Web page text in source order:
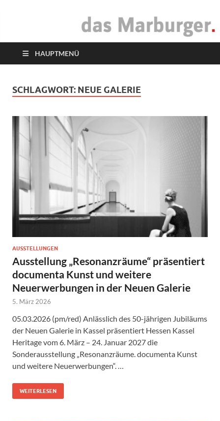
das Marburger.
HAUPTMENÜ
SCHLAGWORT: NEUE GALERIE
AUSSTELLUNGEN
Ausstellung „Resonanzräume“ präsentiert
documenta Kunst und weitere
Neuerwerbungen in der Neuen Galerie
5. März 2026
05.03.2026 (pm/red) Anlässlich des 50-jährigen Jubiläums
der Neuen Galerie in Kassel präsentiert Hessen Kassel
Heritage vom 6. März – 24. Januar 2027 die
Sonderausstellung „Resonanzräume. documenta Kunst
und weitere Neuerwerbungen“. …
WEITERLESEN